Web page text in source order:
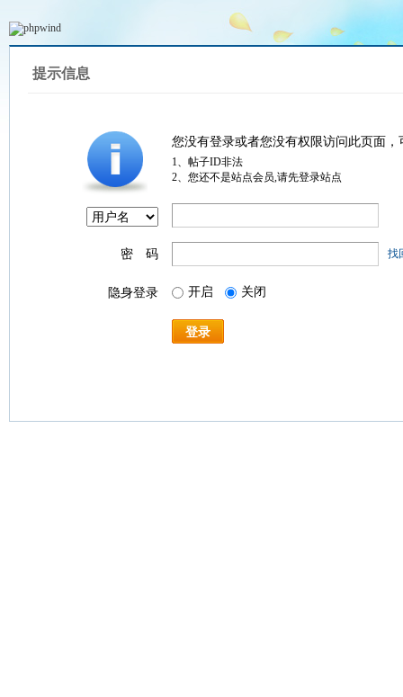
提示信息
您没有登录或者您没有权限访问此页面
1、帖子ID非法
2、您还不是站点会员,请先登录站点
密 码 找
隐身登录 开启 关闭
登录